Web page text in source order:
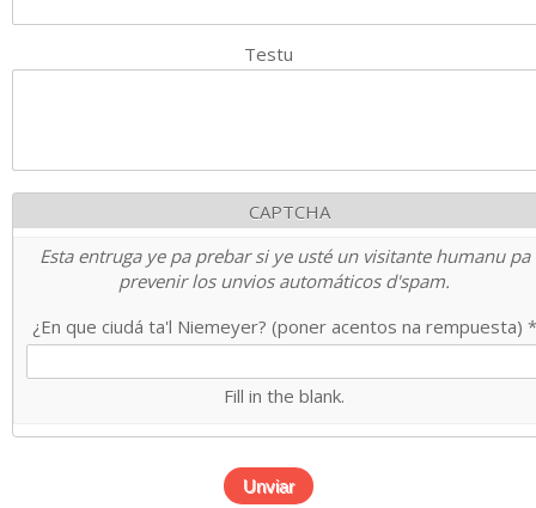
Testu
CAPTCHA
Esta entruga ye pa prebar si ye usté un visitante humanu pa
prevenir los unvios automáticos d'spam.
¿En que ciudá ta'l Niemeyer? (poner acentos na rempuesta) *
Fill in the blank.